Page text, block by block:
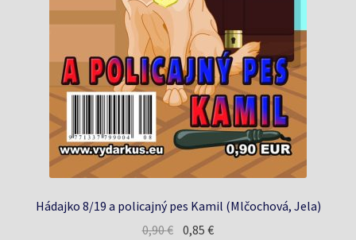
Hádajko 8/19 a policajný pes Kamil (Mlčochová, Jela)
0,90€ Pôvodná
0,85€Aktuálna